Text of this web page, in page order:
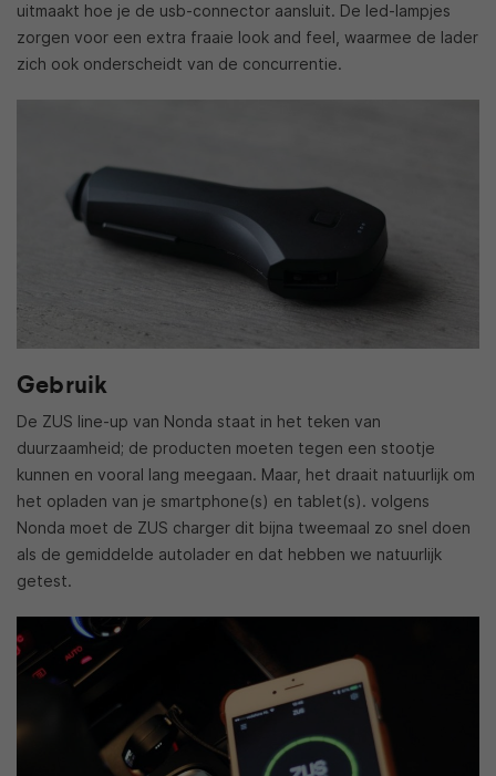
uitmaakt hoe je de usb-connector aansluit. De led-lampjes
zorgen voor een extra fraaie look and feel, waarmee de lader
zich ook onderscheidt van de concurrentie.
Gebruik
De ZUS line-up van Nonda staat in het teken van
duurzaamheid; de producten moeten tegen een stootje
kunnen en vooral lang meegaan. Maar, het draait natuurlijk om
het opladen van je smartphone(s) en tablet(s). volgens
Nonda moet de ZUS charger dit bijna tweemaal zo snel doen
als de gemiddelde autolader en dat hebben we natuurlijk
getest.